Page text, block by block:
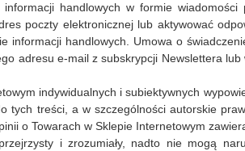
handlowych w formie
poczty elektronicznej lub aktywować
informacji handlowych. Umowa o
adresu e-mail z subskrypcji Newslettera
indywidualnych i subiektywnych
tych treści, a w szczególności autorskie
o Towarach w Sklepie Internetowym
i zrozumiały, nadto nie mogą